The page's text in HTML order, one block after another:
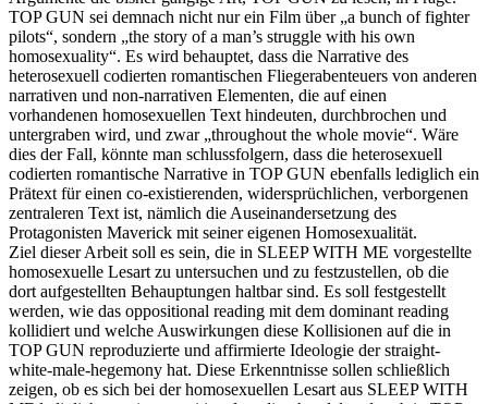
TOP GUN sei demnach nicht nur ein Film über „a bunch of fighter
pilots“, sondern „the story of a man’s struggle with his own
homosexuality“. Es wird behauptet, dass die Narrative des
heterosexuell codierten romantischen Fliegerabenteuers von anderen
narrativen und non-narrativen Elementen, die auf einen
vorhandenen homosexuellen Text hindeuten, durchbrochen und
untergraben wird, und zwar „throughout the whole movie“. Wäre
dies der Fall, könnte man schlussfolgern, dass die heterosexuell
codierten romantische Narrative in TOP GUN ebenfalls lediglich ein
Prätext für einen co-existierenden, widersprüchlichen, verborgenen
zentraleren Text ist, nämlich die Auseinandersetzung des
Protagonisten Maverick mit seiner eigenen Homosexualität.
Ziel dieser Arbeit soll es sein, die in SLEEP WITH ME vorgestellte
homosexuelle Lesart zu untersuchen und zu festzustellen, ob die
dort aufgestellten Behauptungen haltbar sind. Es soll festgestellt
werden, wie das oppositional reading mit dem dominant reading
kollidiert und welche Auswirkungen diese Kollisionen auf die in
TOP GUN reproduzierte und affirmierte Ideologie der straight-
white-male-hegemony hat. Diese Erkenntnisse sollen schließlich
zeigen, ob es sich bei der homosexuellen Lesart aus SLEEP WITH